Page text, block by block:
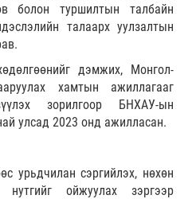
болон туршилтын талбайн
талаарх уулзалтын
дэмжих, Монгол-
хамтын ажиллагааг
зорилгоор БНХАУ-ын
улсад 2023 онд ажилласан.
урьдчилан сэргийлэх, нөхөн
ойжуулах зэргээр